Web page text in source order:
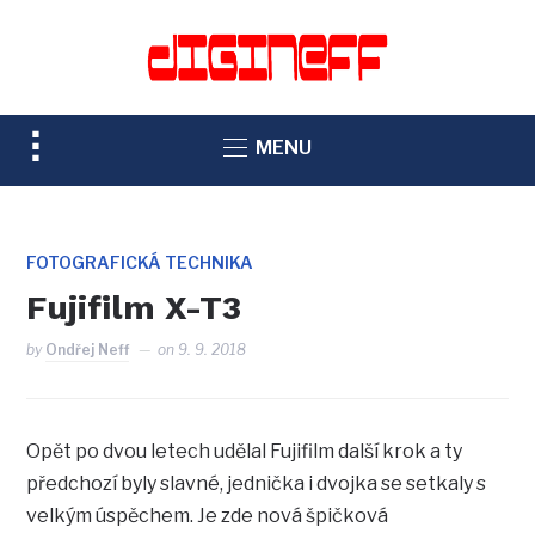
TOGGLE
SIDEBAR
NAVIGATION
MENU
FOTOGRAFICKÁ TECHNIKA
Fujifilm X-T3
by Ondřej Neff on 9. 9. 2018
Opět po dvou letech udělal Fujifilm další krok a ty
předchozí byly slavné, jednička i dvojka se setkaly s
velkým úspěchem. Je zde nová špičková